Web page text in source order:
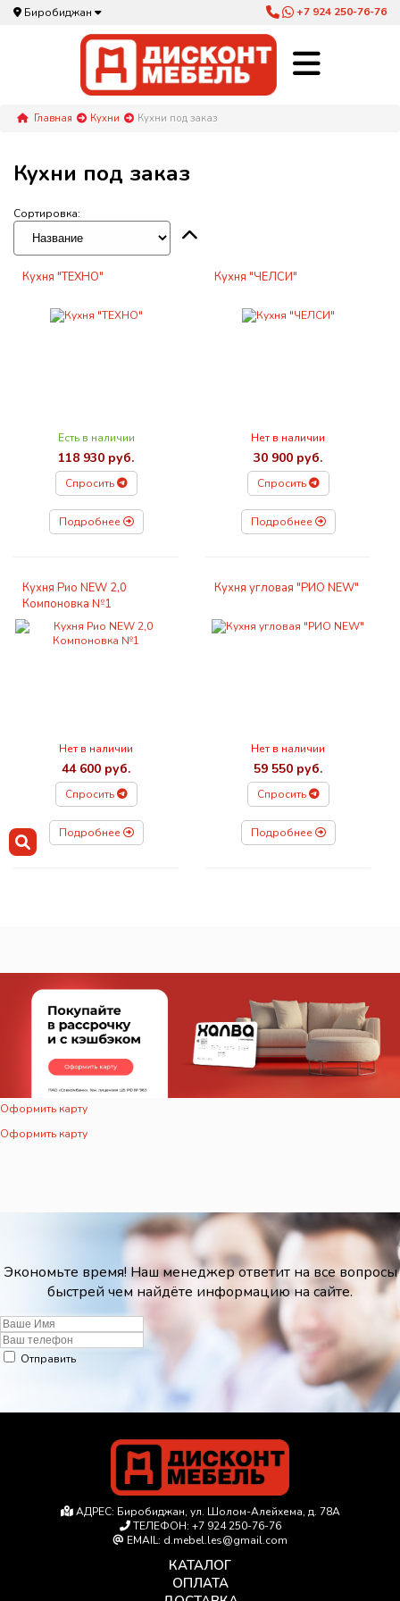
Биробиджан +7 924 250-76-76
Главная Кухни Кухни под заказ
Кухни под заказ
Сортировка:
Кухня "ТЕХНО"
Есть в наличии
118 930 руб.
Спросить
Подробнее
Кухня "ЧЕЛСИ"
Нет в наличии
30 900 руб.
Спросить
Подробнее
Кухня Рио NEW 2,0
Компоновка №1
Нет в наличии
44 600 руб.
Спросить
Подробнее
Кухня угловая "РИО NEW"
Нет в наличии
59 550 руб.
Спросить
Подробнее
Оформить карту
Оформить карту
Экономьте время! Наш менеджер ответит на все вопросы
быстрей чем найдёте информацию на сайте.
Отправить
АДРЕС: Биробиджан, ул. Шолом-Алейхема, д. 78А
ТЕЛЕФОН: +7 924 250-76-76
EMAIL: d.mebel.les@gmail.com
КАТАЛОГ
ОПЛАТА